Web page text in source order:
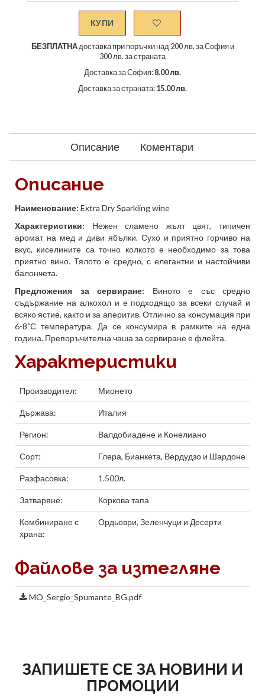
КУПИ
БЕЗПЛАТНАдоставка при поръчки над 200 лв. за София и
300 лв. за страната
Доставка за София: 8.00 лв.
Доставка за страната: 15.00 лв.
Описание Коментари
Описание
Наименование: Extra Dry Sparkling wine
Характеристики: Нежен сламено жълт цвят, типичен
аромат на мед и диви ябълки. Сухо и приятно горчиво на
вкус, киселините са точно колкото е необходимо за това
приятно вино. Тялото е средно, с елегантни и настойчиви
балончета.
Предложения за сервиране: Виното е със средно
съдържание на алкохол и е подходящо за всеки случай и
всяко ястие, както и за аперитив. Отлично за консумация при
6-8˚С температура. Да се консумира в рамките на една
година. Препоръчителна чаша за сервиране е флейта.
Характеристики
Производител: Мионето
Държава: Италия
Регион: Валдобиадене и Конелиано
Сорт: Глера, Бианкета, Вердудзо и Шардоне
Разфасовка: 1.500л.
Затваряне: Коркова тапа
Комбиниране с
храна:
Ордьоври, Зеленчуци и Десерти
Файлове за изтегляне
MO_Sergio_Spumante_BG.pdf
ЗАПИШЕТЕ СЕ ЗА НОВИНИ И
ПРОМОЦИИ